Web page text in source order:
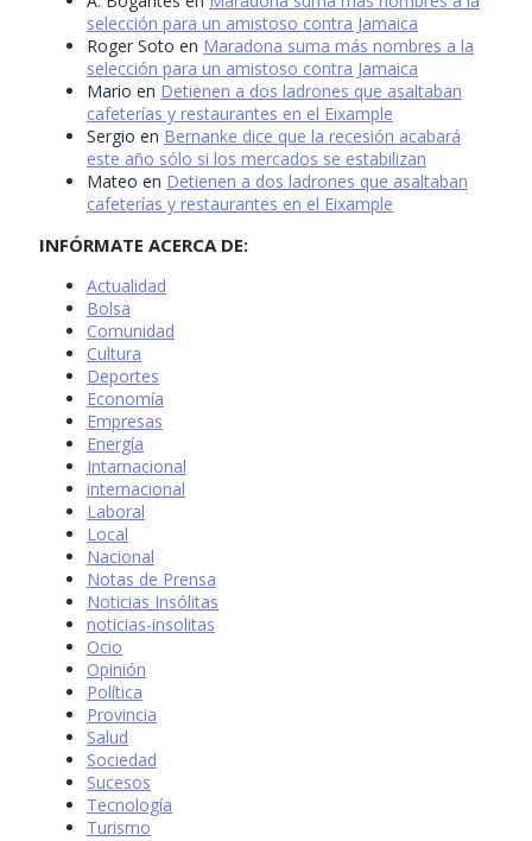
selección para un amistoso contra Jamaica
Roger Soto en Maradona suma más nombres a la
selección para un amistoso contra Jamaica
Mario en Detienen a dos ladrones que asaltaban
cafeterías y restaurantes en el Eixample
Sergio en Bernanke dice que la recesión acabará
este año sólo si los mercados se estabilizan
Mateo en Detienen a dos ladrones que asaltaban
cafeterías y restaurantes en el Eixample
INFÓRMATE ACERCA DE:
Actualidad
Bolsa
Comunidad
Cultura
Deportes
Economía
Empresas
Energía
Intarnacional
internacional
Laboral
Local
Nacional
Notas de Prensa
Noticias Insólitas
noticias-insolitas
Ocio
Opinión
Política
Provincia
Salud
Sociedad
Sucesos
Tecnología
Turismo